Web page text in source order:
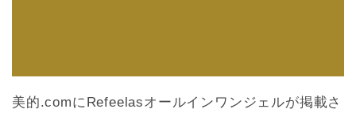
美的.comにRefeelasオールインワンジェルが掲載さ